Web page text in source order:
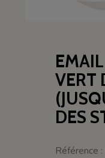
VERT
DES
Référence